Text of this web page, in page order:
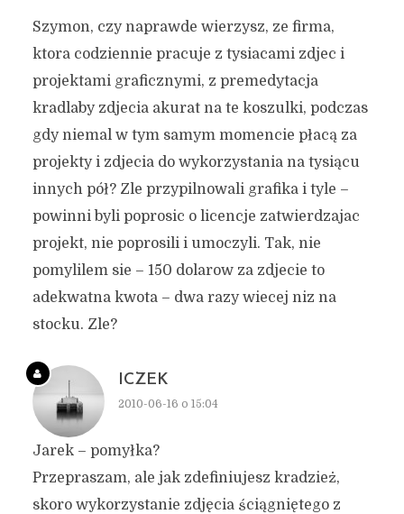
Szymon, czy naprawde wierzysz, ze firma,
ktora codziennie pracuje z tysiacami zdjec i
projektami graficznymi, z premedytacja
kradlaby zdjecia akurat na te koszulki, podczas
gdy niemal w tym samym momencie płacą za
projekty i zdjecia do wykorzystania na tysiącu
innych pół? Zle przypilnowali grafika i tyle –
powinni byli poprosic o licencje zatwierdzajac
projekt, nie poprosili i umoczyli. Tak, nie
pomylilem sie – 150 dolarow za zdjecie to
adekwatna kwota – dwa razy wiecej niz na
stocku. Zle?
ICZEK
2010-06-16 o 15:04
Jarek – pomyłka?
Przepraszam, ale jak zdefiniujesz kradzież,
skoro wykorzystanie zdjęcia ściągniętego z